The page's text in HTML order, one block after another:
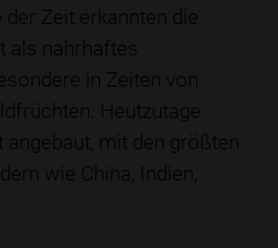
Zeit erkannten die
als nahrhaftes
in Zeiten von
Heutzutage
mit den größten
wie China, Indien,